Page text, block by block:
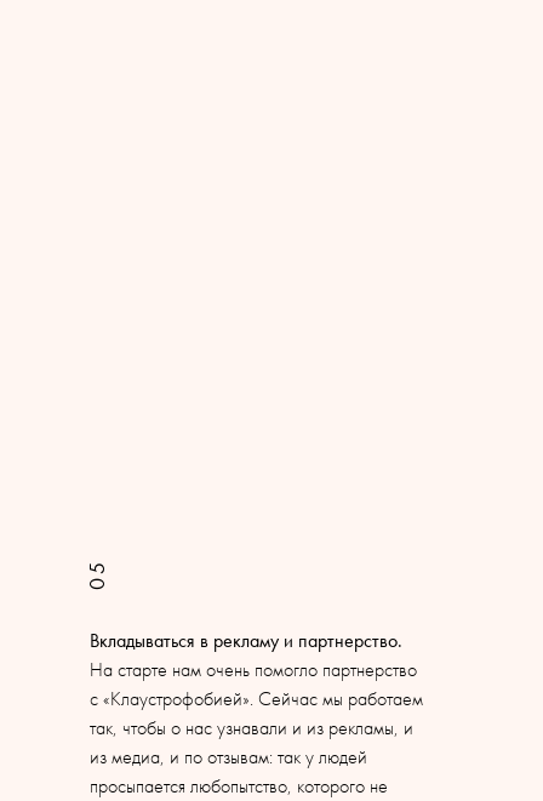
05
Вкладываться в рекламу и партнерство.
На старте нам очень помогло партнерство
с «Клаустрофобией». Сейчас мы работаем
так, чтобы о нас узнавали и из рекламы, и
из медиа, и по отзывам: так у людей
просыпается любопытство, которого не